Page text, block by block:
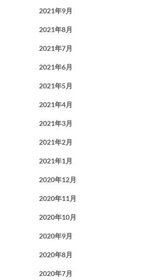
2021年9月
2021年8月
2021年7月
2021年6月
2021年5月
2021年4月
2021年3月
2021年2月
2021年1月
2020年12月
2020年11月
2020年10月
2020年9月
2020年8月
2020年7月